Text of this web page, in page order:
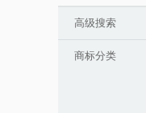
高级搜索
商标分类